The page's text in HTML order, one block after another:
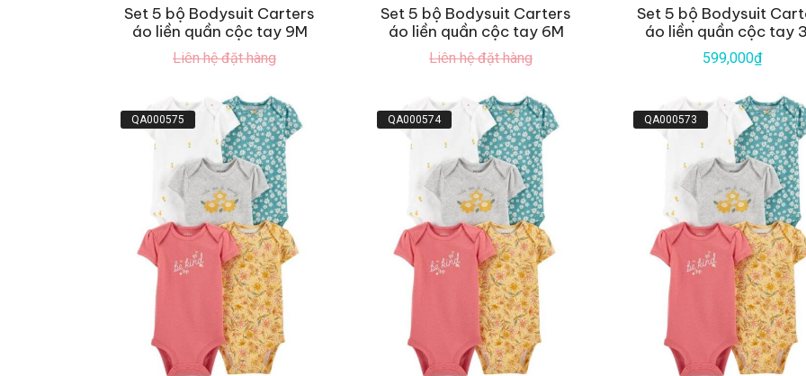
Set 5 bộ Bodysuit Carters
áo liền quần cộc tay 9M
Liên hệ đặt hàng
Set 5 bộ Bodysuit Carters
áo liền quần cộc tay 6M
Liên hệ đặt hàng
Set 5 bộ Bodysuit
áo liền quần cộc tay
599,000₫
QA000575 QA000574 QA000573